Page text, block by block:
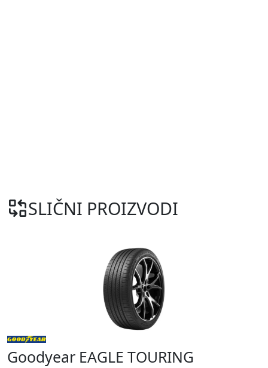
SLIČNI PROIZVODI
Goodyear EAGLE TOURING